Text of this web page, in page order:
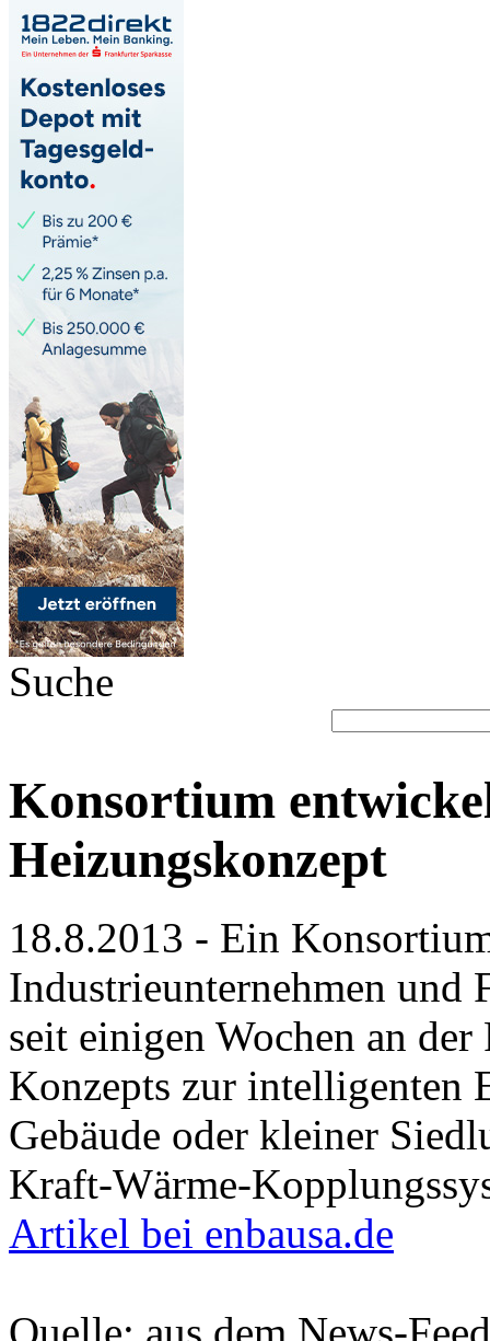
Suche
Konsortium
Heizungskonzept
18.8.2013 - Ein
Industrieunternehmen und
seit einigen Wochen an
Konzepts zur intelligenten
Gebäude oder kleiner
Kraft-Wärme-
Artikel bei enbausa.de
Quelle: aus dem News-